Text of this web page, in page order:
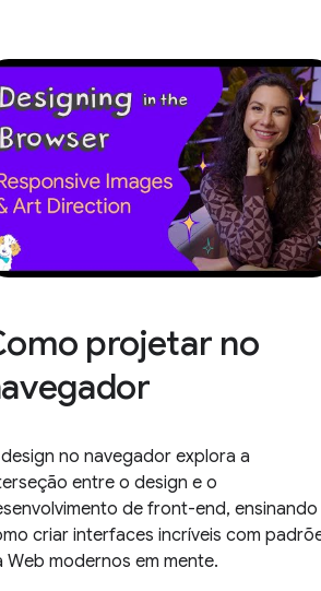
projetar no
no navegador explora a
entre o design e o
de front-end, ensinando
criar interfaces incríveis com
Web modernos em mente.